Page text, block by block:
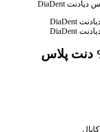
پرکا تقاربی 4%-6% دنت پلاس